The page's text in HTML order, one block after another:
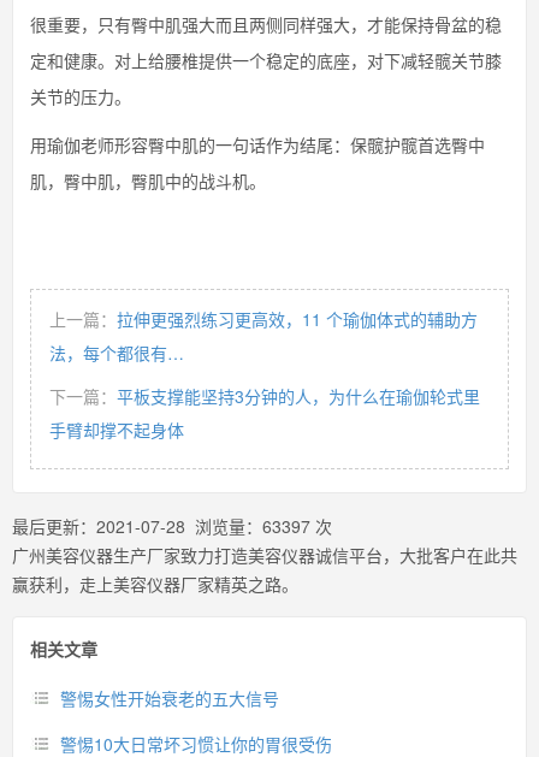
很重要，只有臀中肌强大而且两侧同样强大，才能保持骨盆的稳
定和健康。对上给腰椎提供一个稳定的底座，对下减轻髋关节膝
关节的压力。
用瑜伽老师形容臀中肌的一句话作为结尾：保髋护髋首选臀中
肌，臀中肌，臀肌中的战斗机。
上一篇： 拉伸更强烈练习更高效，11 个瑜伽体式的辅助方
法，每个都很有…
下一篇： 平板支撑能坚持3分钟的人，为什么在瑜伽轮式里
手臂却撑不起身体
最后更新： 2021-07-28 浏览量： 63397 次
广州美容仪器生产厂家致力打造美容仪器诚信平台，大批客户在此共
赢获利，走上美容仪器厂家精英之路。
相关文章
警惕女性开始衰老的五大信号
警惕10大日常坏习惯让你的胃很受伤